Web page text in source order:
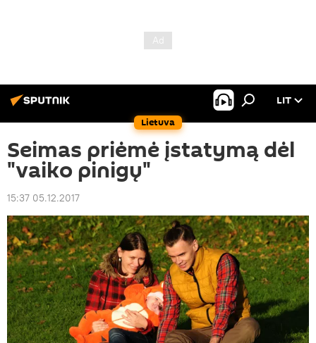
Lietuva
LIT
Seimas priėmė įstatymą dėl
"vaiko pinigų"
15:37 05.12.2017